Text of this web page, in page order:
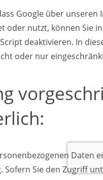
Google über
oder nutzt, können Sie
deaktivieren. In
oder nur
Daten
Sofern Sie den Zugriff